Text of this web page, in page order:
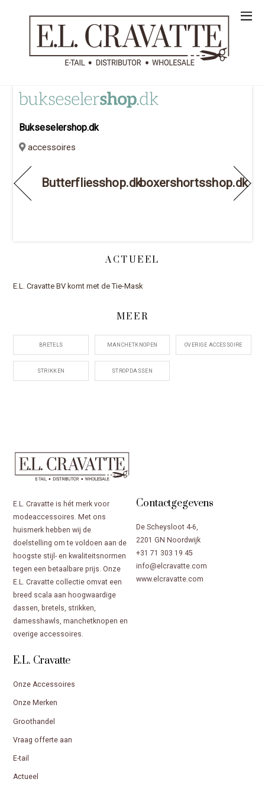
Bukseselershop.dk
accessoires
Butterfliesshop.dkboxershortsshop.dk
ACTUEEL
E.L. Cravatte BV komt met de Tie-Mask
MEER
BRETELS MANCHETKNOPEN OVERIGE ACCESSOIRE
STRIKKEN STROPDASSEN
E.L. Cravatte is hét merk voor
modeaccessoires. Met ons
huismerk hebben wij de
doelstelling om te voldoen aan de
hoogste stijl- en kwaliteitsnormen
tegen een betaalbare prijs. Onze
E.L. Cravatte collectie omvat een
breed scala aan hoogwaardige
dassen, bretels, strikken,
damesshawls, manchetknopen en
overige accessoires.
Contactgegevens
De Scheysloot 4-6,
2201 GN Noordwijk
+31 71 303 19 45
info@elcravatte.com
www.elcravatte.com
E.L. Cravatte
Onze Accessoires
Onze Merken
Groothandel
Vraag offerte aan
E-tail
Actueel